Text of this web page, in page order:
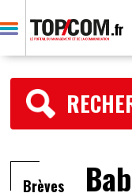
Brèves